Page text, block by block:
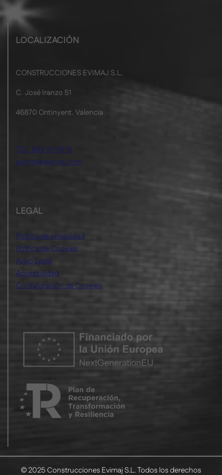
LOCALIZACIÓN
CONSTRUCCIONES EVIMAJ S.L.
C. José Iranzo 51
46870 Ontinyent. Valencia
TEL: 962 91 56 15
evimaj@evimaj.com
LEGAL
Política de privacidad
Política de Cookies
Aviso Legal
Accesibilidad
Configuración de Cookies
© 2025 Construcciones Evimaj S.L. Todos los derechos